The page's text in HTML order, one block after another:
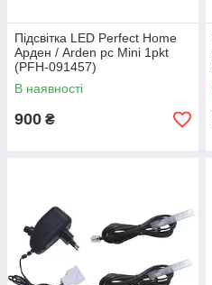
Підсвітка LED Perfect Home
Арден / Arden pc Mini 1pkt
(PFH-091457)
В наявності
900 ₴